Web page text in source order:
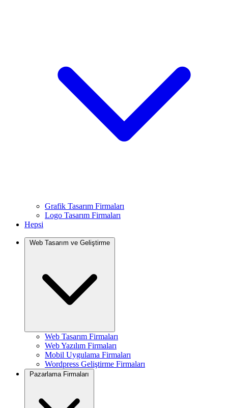
Grafik Tasarım Firmaları
Logo Tasarım Firmaları
Hepsi
Web Tasarım ve Geliştirme
Web Tasarım Firmaları
Web Yazılım Firmaları
Mobil Uygulama Firmaları
Wordpress Geliştirme Firmaları
Pazarlama Firmaları